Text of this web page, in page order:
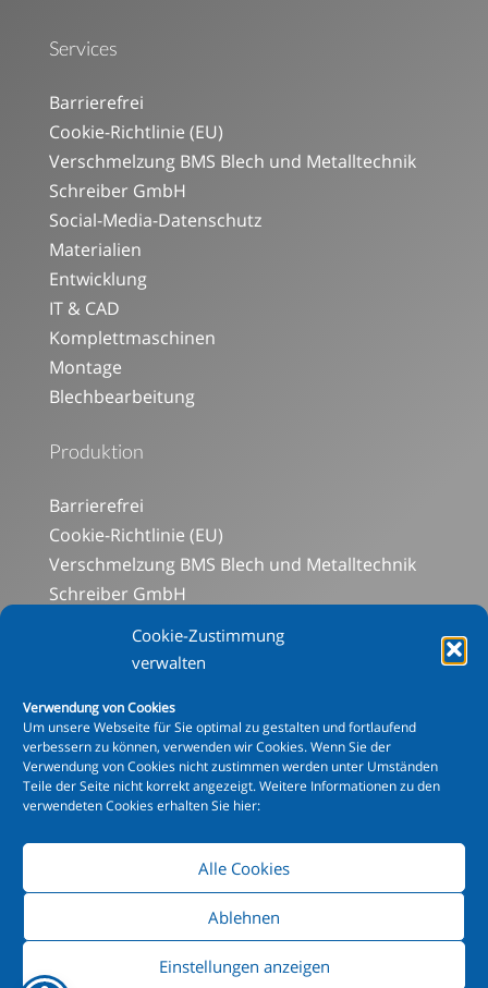
Cookie-Zustimmung
verwalten
Verwendung von Cookies
Um unsere Webseite für Sie optimal zu gestalten und fortlaufend
verbessern zu können, verwenden wir Cookies. Wenn Sie der
Verwendung von Cookies nicht zustimmen werden unter Umständen
Teile der Seite nicht korrekt angezeigt. Weitere Informationen zu den
verwendeten Cookies erhalten Sie hier:
Alle Cookies
Ablehnen
Einstellungen anzeigen
Services
Barrierefrei
Cookie-Richtlinie (EU)
Verschmelzung BMS Blech und Metalltechnik
Schreiber GmbH
Social-Media-Datenschutz
Materialien
Entwicklung
IT & CAD
Komplettmaschinen
Montage
Blechbearbeitung
Produktion
Barrierefrei
Cookie-Richtlinie (EU)
Verschmelzung BMS Blech und Metalltechnik
Schreiber GmbH
Social-Media-Datenschutz
Aluminiumabteilung
Mechanische Bearbeitung
Schweißen
Beschichtung
XXL Pulverbeschichtung
© Copyright 2015 - 2024 mks Metallbau Schreiber
GmbH
Hinweis Pulverbeschichtung|AGB|
IMPRESSUM
|DATENSCHUTZ|SOCIAL-MEDIA-